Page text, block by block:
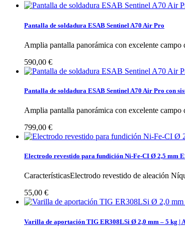
Pantalla de soldadura ESAB Sentinel A70 Air Pro
Amplia pantalla panorámica con excelente
590,00 €
Pantalla de soldadura ESAB Sentinel A70 Air Pro con
Amplia pantalla panorámica con excelente
799,00 €
Electrodo revestido para fundición Ni-Fe-CI Ø 2,5 mm
CaracterísticasElectrodo revestido de aleación
55,00 €
Varilla de aportación TIG ER308LSi Ø 2,0 mm – 5 kg |